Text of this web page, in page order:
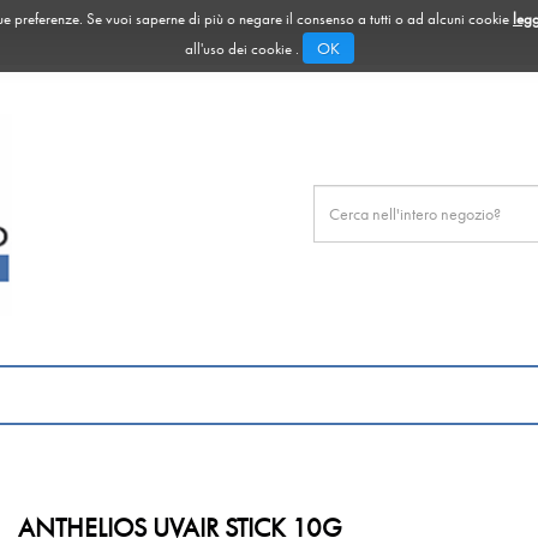
Se vuoi saperne di più o negare il consenso a tutti o ad alcuni cookie
all'uso dei cookie .
OK
Prodotto
ANTHELIOS UVAIR STICK 10G